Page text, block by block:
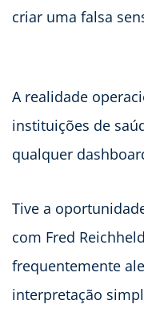
criar uma falsa
A realidade
instituições de
qualquer
Tive a
com Fred
frequentemente
interpretação